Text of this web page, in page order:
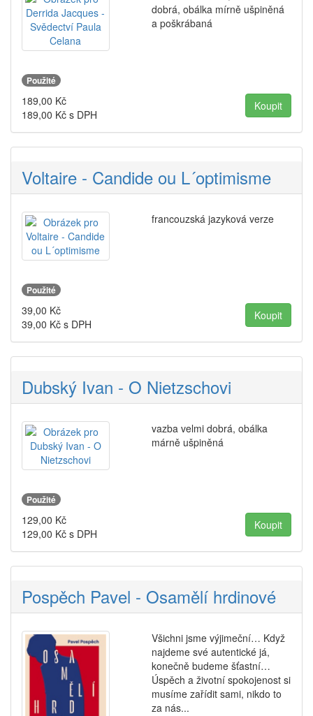
dobrá, obálka mírně ušpiněná
a poškrábaná
Použité
189,00 Kč
189,00 Kč s DPH
Voltaire - Candide ou L´optimisme
francouzská jazyková verze
Použité
39,00 Kč
39,00 Kč s DPH
Dubský Ivan - O Nietzschovi
vazba velmi dobrá, obálka
márně ušpiněná
Použité
129,00 Kč
129,00 Kč s DPH
Pospěch Pavel - Osamělí hrdinové
Všichni jsme výjimeční… Když
najdeme své autentické já,
konečně budeme šťastní…
Úspěch a životní spokojenost si
musíme zařídit sami, nikdo to
za nás...